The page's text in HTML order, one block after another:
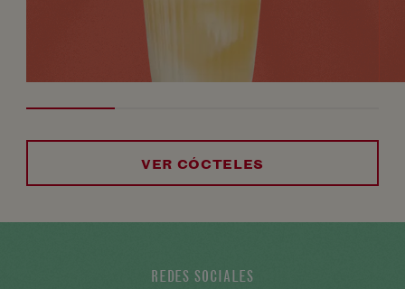
VER CÓCTELES
REDES SOCIALES